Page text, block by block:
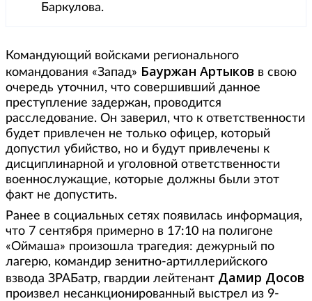
Баркулова.
Командующий войсками регионального
командования «Запад» Бауржан Артыков в свою
очередь уточнил, что совершивший данное
преступление задержан, проводится
расследование. Он заверил, что к ответственности
будет привлечен не только офицер, который
допустил убийство, но и будут привлечены к
дисциплинарной и уголовной ответственности
военнослужащие, которые должны были этот
факт не допустить.
Ранее в социальных сетях появилась информация,
что 7 сентября примерно в 17:10 на полигоне
«Оймаша» произошла трагедия: дежурный по
лагерю, командир зенитно-артиллерийского
взвода ЗРАБатр, гвардии лейтенант Дамир Досов
произвел несанкционированный выстрел из 9-